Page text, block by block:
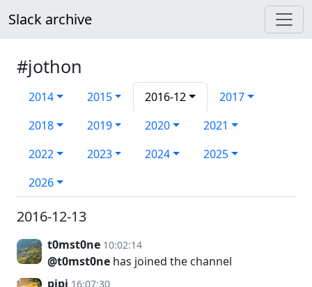
Slack archive
#jothon
2014 2015 2016-12
2017
2018
2019 2020
2021
2022
2023 2024
2025
2026
2016-12-13
t0mst0ne 10:02:14
@t0mst0ne has joined the channel
pipi 16:07:30